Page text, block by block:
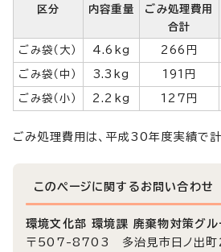
区分 内容重量
ごみ処理費用
合計
ごみ袋（大） 4.6kg 266円
ごみ袋（中） 3.3kg 191円
ごみ袋（小） 2.2kg 127円
ごみ処理費用は、平成30年度実績で計
このページに関する お問い合わせ
環境文化部 環境課 廃棄物対策グル
〒507-8703 多治見市日ノ出町